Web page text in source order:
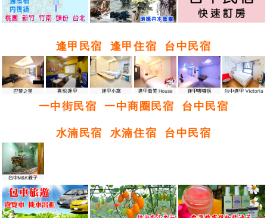
逢甲民宿 逢甲住宿 台中民宿
一中街民宿 一中商圈民宿 台中民宿
水湳民宿 水湳住宿 台中民宿